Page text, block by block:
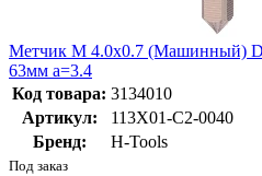
Метчик М 4.0х0.7 (Машинный)
63мм a=3.4
Код товара: 3134010
Артикул:
113X01-C2-0040
Бренд:
H-Tools
Под заказ